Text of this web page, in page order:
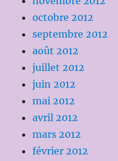
octobre 2012
septembre 2012
août 2012
juillet 2012
juin 2012
mai 2012
avril 2012
mars 2012
février 2012